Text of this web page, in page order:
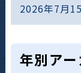
2026年7月
年別ア